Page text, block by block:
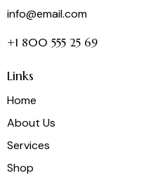
info@email.com
+1 800 555 25 69
Links
Home
About Us
Services
Shop